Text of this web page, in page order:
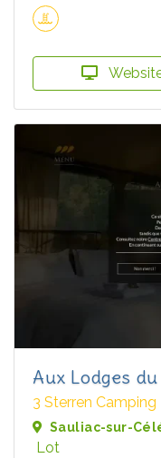
Aux Lodges
3 Sterren Camping
Sauliac-sur-
Lot